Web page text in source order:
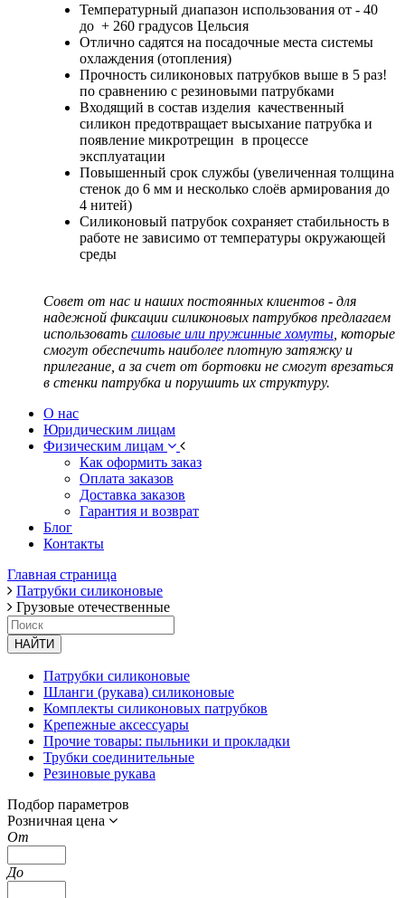
Температурный диапазон использования от - 40
до + 260 градусов Цельсия
Отлично садятся на посадочные места системы
охлаждения (отопления)
Прочность силиконовых патрубков выше в 5 раз!
по сравнению с резиновыми патрубками
Входящий в состав изделия качественный
силикон предотвращает высыхание патрубка и
появление микротрещин в процессе
эксплуатации
Повышенный срок службы (увеличенная толщина
стенок до 6 мм и несколько слоёв армирования до
4 нитей)
Силиконовый патрубок сохраняет стабильность в
работе не зависимо от температуры окружающей
среды
Совет от нас и наших постоянных клиентов - для
надежной фиксации силиконовых патрубков предлагаем
использовать силовые или пружинные хомуты , которые
смогут обеспечить наиболее плотную затяжку и
прилегание, а за счет от бортовки не смогут врезаться
в стенки патрубка и порушить их структуру.
О нас
Юридическим лицам
Физическим лицам
Как оформить заказ
Оплата заказов
Доставка заказов
Гарантия и возврат
Блог
Контакты
Главная страница
Патрубки силиконовые
Грузовые отечественные
НАЙТИ
Патрубки силиконовые
Шланги (рукава) силиконовые
Комплекты силиконовых патрубков
Крепежные аксессуары
Прочие товары: пыльники и прокладки
Трубки соединительные
Резиновые рукава
Подбор параметров
Розничная цена
От
До